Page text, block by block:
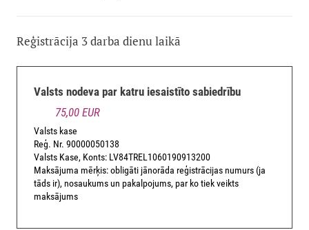
Reģistrācija 3 darba dienu laikā
Valsts nodeva par katru iesaistīto sabiedrību
75,00 EUR
Valsts kase
Reģ. Nr. 90000050138
Valsts Kase, Konts: LV84TREL1060190913200
Maksājuma mērķis: obligāti jānorāda reģistrācijas numurs (ja
tāds ir), nosaukums un pakalpojums, par ko tiek veikts
maksājums